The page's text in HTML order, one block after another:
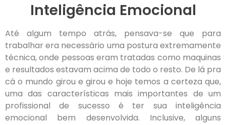
Inteligência Emocional
Até algum tempo atrás, pensava-se que para
trabalhar era necessário uma postura extremamente
técnica, onde pessoas eram tratadas como maquinas
e resultados estavam acima de todo o resto. De lá pra
cá o mundo girou e girou e hoje temos a certeza que,
uma das características mais importantes de um
profissional de sucesso é ter sua inteligência
emocional bem desenvolvida. Inclusive, alguns